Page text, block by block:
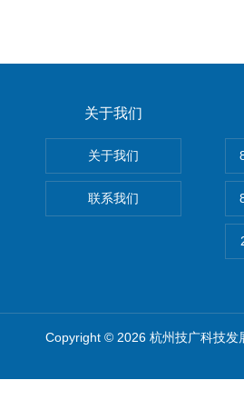
关于我们
关于我们
联系我们
Copyright © 2026 杭州技广科技发